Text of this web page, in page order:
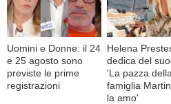
Uomini e Donne: il 24
e 25 agosto sono
previste le prime
registrazioni
Helena
dedica del
'La pazza della
famiglia
la amo'